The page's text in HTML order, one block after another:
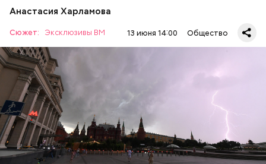
Анастасия Харламова
Сюжет: Эксклюзивы ВМ 13 июня 14:00 Общество
готовности, добавить листья базилика и
их к овощам и через несколько минут снять с огня,
— посоветовал собеседник «ВМ».